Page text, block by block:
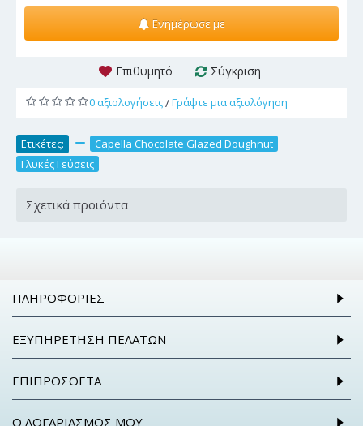
Ενημέρωσε με
Επιθυμητό Σύγκριση
0 αξιολογήσεις/Γράψτε μια αξιολόγηση
Ετικέτες: Capella Chocolate Glazed Doughnut
Γλυκές Γεύσεις
Σχετικά προιόντα
ΠΛΗΡΟΦΟΡΊΕΣ
ΕΞΥΠΗΡΈΤΗΣΗ ΠΕΛΑΤΏΝ
ΕΠΙΠΡΌΣΘΕΤΑ
Ο ΛΟΓΑΡΙΑΣΜΌΣ ΜΟΥ